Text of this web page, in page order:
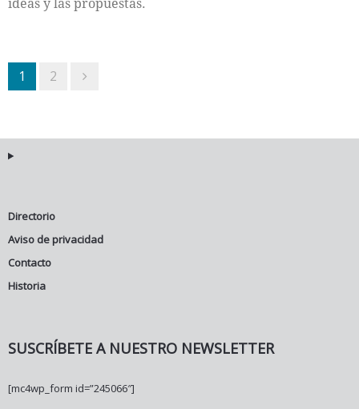
1 2
Directorio
Aviso de privacidad
Contacto
Historia
SUSCRÍBETE A NUESTRO NEWSLETTER
[mc4wp_form id=”245066″]